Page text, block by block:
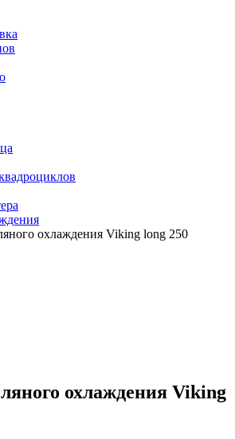
охлаждения Viking long 250
охлаждения Viking